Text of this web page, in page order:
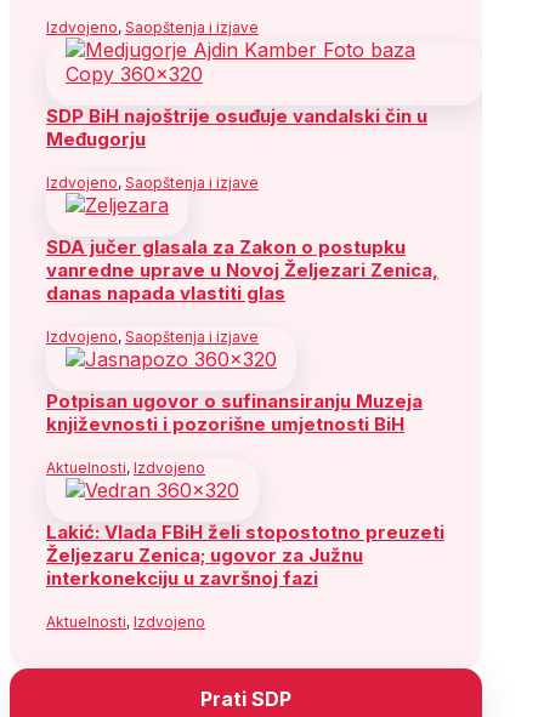
Izdvojeno, Saopštenja i izjave
SDP BiH najoštrije osuđuje vandalski čin u
Međugorju
Izdvojeno, Saopštenja i izjave
SDA jučer glasala za Zakon o postupku
vanredne uprave u Novoj Željezari Zenica,
danas napada vlastiti glas
Izdvojeno, Saopštenja i izjave
Potpisan ugovor o sufinansiranju Muzeja
književnosti i pozorišne umjetnosti BiH
Aktuelnosti, Izdvojeno
Lakić: Vlada FBiH želi stopostotno preuzeti
Željezaru Zenica; ugovor za Južnu
interkonekciju u završnoj fazi
Aktuelnosti, Izdvojeno
Prati SDP